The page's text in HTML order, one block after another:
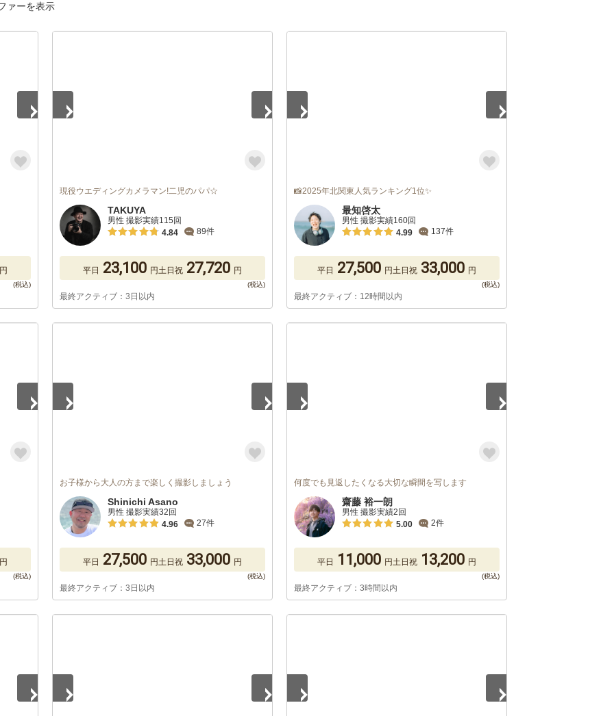
ァーを表示
円
現役ウエディングカメラマン!二児のパパ☆
TAKUYA
男性 撮影実績115回
4.84
89件
平日 23,100 円土日祝 27,720 円
最終アクティブ：3日以内
📸2025年北関東人気ランキング1位✨
最知啓太
男性 撮影実績160回
4.99
137件
平日 27,500 円土日祝 33,000 円
最終アクティブ：12時間以内
円
お子様から大人の方まで楽しく撮影しましょう
Shinichi Asano
男性 撮影実績32回
4.96
27件
平日 27,500 円土日祝 33,000 円
最終アクティブ：3日以内
何度でも見返したくなる大切な瞬間を写します
齋藤 裕一朗
男性 撮影実績2回
5.00
2件
平日 11,000 円土日祝 13,200 円
最終アクティブ：3時間以内